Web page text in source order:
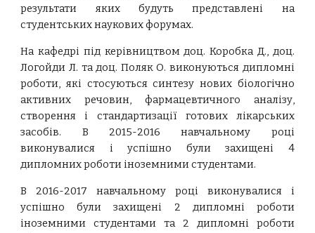
результати яких будуть представлені на
студентських наукових форумах.
На кафедрі під керівництвом доц. Коробка Д., доц.
Логойди Л. та доц. Поляк О. виконуються дипломні
роботи, які стосуються синтезу нових біологічно
активних речовин, фармацевтичного аналізу,
створення і стандартизації готових лікарських
засобів. В 2015-2016 навчальному році
виконувалися і успішно були захищені 4
дипломних роботи іноземними студентами.
В 2016-2017 навчальному році виконувалися і
успішно були захищені 2 дипломні роботи
іноземними студентами та 2 дипломні роботи